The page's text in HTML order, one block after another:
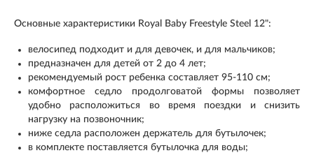
Основные характеристики Royal Baby Freestyle Steel 12":
велосипед подходит и для девочек, и для мальчиков;
предназначен для детей от 2 до 4 лет;
рекомендуемый рост ребенка составляет 95-110 см;
комфортное седло продолговатой формы позволяет
удобно расположиться во время поездки и снизить
нагрузку на позвоночник;
ниже седла расположен держатель для бутылочек;
в комплекте поставляется бутылочка для воды;